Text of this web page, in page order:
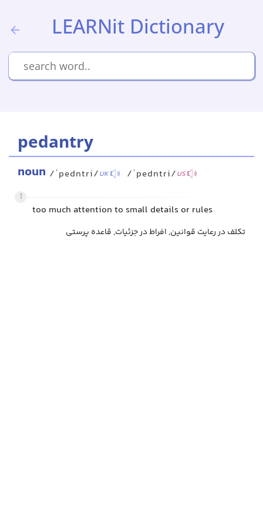
LEARNit Dictionary
pedantry
noun /ˈpedntri/UK /ˈpedntri/US
1
too much attention to small details or rules
تکلف در رعایت قوانین, افراط در جزئیات, قاعده پرستی